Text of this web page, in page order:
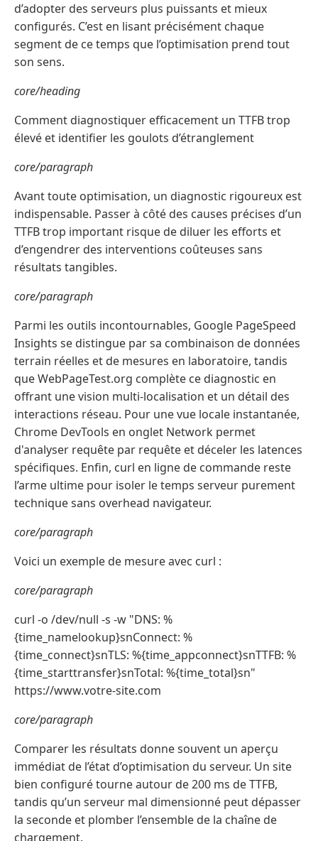
d’adopter des serveurs plus puissants et mieux
configurés. C’est en lisant précisément chaque
segment de ce temps que l’optimisation prend tout
son sens.
core/heading
Comment diagnostiquer efficacement un TTFB trop
élevé et identifier les goulots d’étranglement
core/paragraph
Avant toute optimisation, un diagnostic rigoureux est
indispensable. Passer à côté des causes précises d’un
TTFB trop important risque de diluer les efforts et
d’engendrer des interventions coûteuses sans
résultats tangibles.
core/paragraph
Parmi les outils incontournables, Google PageSpeed
Insights se distingue par sa combinaison de données
terrain réelles et de mesures en laboratoire, tandis
que WebPageTest.org complète ce diagnostic en
offrant une vision multi-localisation et un détail des
interactions réseau. Pour une vue locale instantanée,
Chrome DevTools en onglet Network permet
d'analyser requête par requête et déceler les latences
spécifiques. Enfin, curl en ligne de commande reste
l’arme ultime pour isoler le temps serveur purement
technique sans overhead navigateur.
core/paragraph
Voici un exemple de mesure avec curl :
core/paragraph
curl -o /dev/null -s -w "DNS: %
{time_namelookup}snConnect: %
{time_connect}snTLS: %{time_appconnect}snTTFB: %
{time_starttransfer}snTotal: %{time_total}sn"
https://www.votre-site.com
core/paragraph
Comparer les résultats donne souvent un aperçu
immédiat de l’état d’optimisation du serveur. Un site
bien configuré tourne autour de 200 ms de TTFB,
tandis qu’un serveur mal dimensionné peut dépasser
la seconde et plomber l’ensemble de la chaîne de
chargement.